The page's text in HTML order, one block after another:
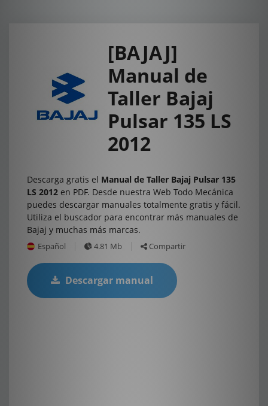
[BAJAJ]
Manual de
Taller Bajaj
Pulsar 135 LS
2012
Descarga gratis el Manual de Taller Bajaj Pulsar 135
LS 2012 en PDF. Desde nuestra Web Todo Mecánica
puedes descargar manuales totalmente gratis y fácil.
Utiliza el buscador para encontrar más manuales de
Bajaj y muchas más marcas.
Español 4.81 Mb Compartir
Descargar manual